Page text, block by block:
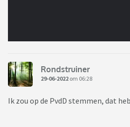
Rondstruiner
29-06-2022 om 06:28
Ik zou op de PvdD stemmen, dat